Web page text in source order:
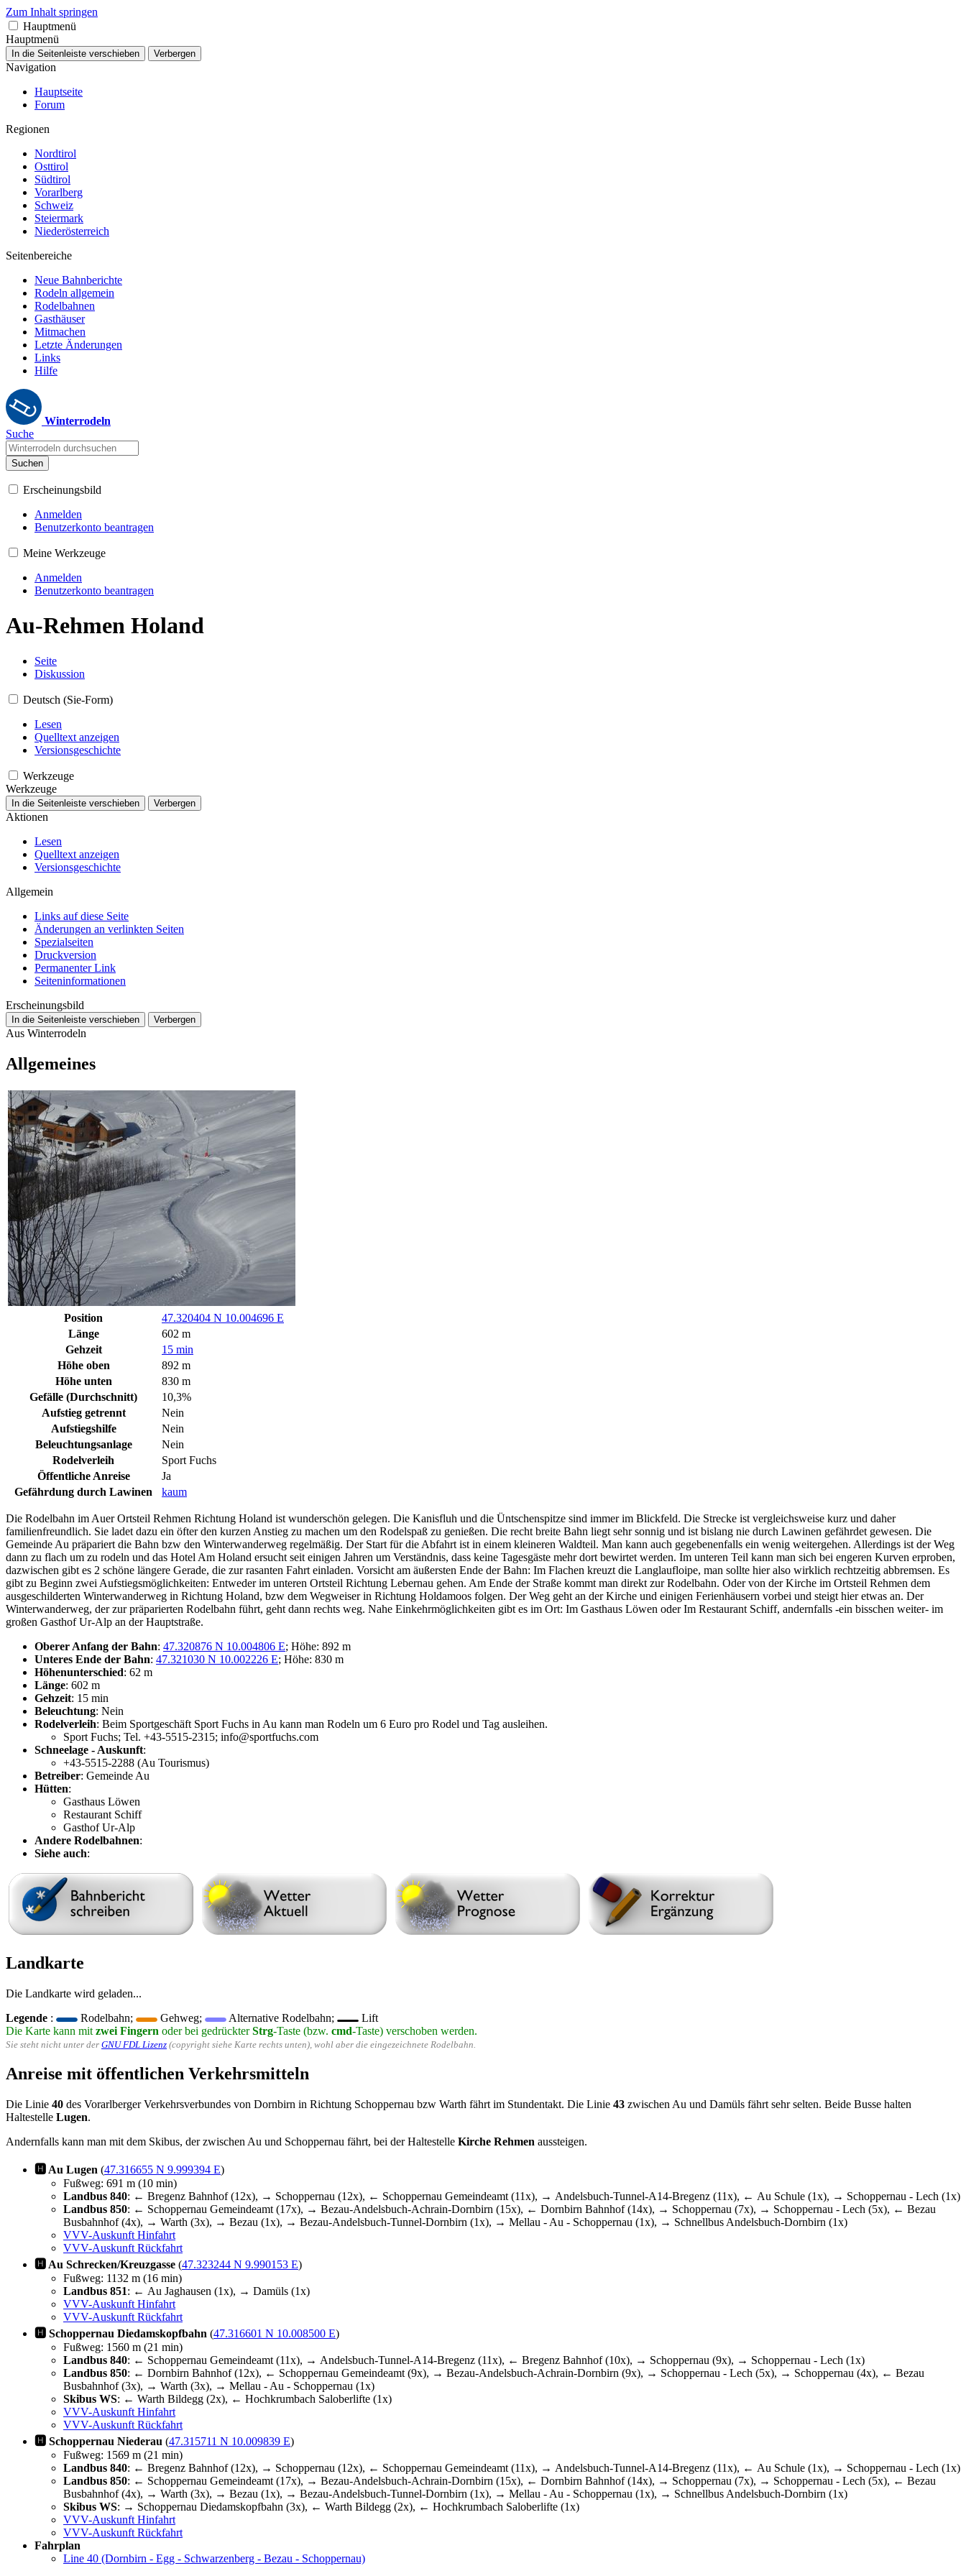
Zum Inhalt springen
Hauptmenü
Hauptmenü
In die Seitenleiste verschieben Verbergen
Navigation
Hauptseite
Forum
Regionen
Nordtirol
Osttirol
Südtirol
Vorarlberg
Schweiz
Steiermark
Niederösterreich
Seitenbereiche
Neue Bahnberichte
Rodeln allgemein
Rodelbahnen
Gasthäuser
Mitmachen
Letzte Änderungen
Links
Hilfe
Winterrodeln
Suche
Suchen
Erscheinungsbild
Anmelden
Benutzerkonto beantragen
Meine Werkzeuge
Anmelden
Benutzerkonto beantragen
Au-Rehmen Holand
Seite
Diskussion
Deutsch (Sie-Form)
Lesen
Quelltext anzeigen
Versionsgeschichte
Werkzeuge
Werkzeuge
In die Seitenleiste verschieben Verbergen
Aktionen
Lesen
Quelltext anzeigen
Versionsgeschichte
Allgemein
Links auf diese Seite
Änderungen an verlinkten Seiten
Spezialseiten
Druckversion
Permanenter Link
Seiten­­informationen
Erscheinungsbild
In die Seitenleiste verschieben Verbergen
Aus Winterrodeln
Allgemeines
Position
47.320404 N 10.004696 E
Länge
602 m
Gehzeit
15 min
Höhe oben
892 m
Höhe unten
830 m
Gefälle (Durchschnitt)
10,3%
Aufstieg getrennt
Nein
Aufstiegshilfe
Nein
Beleuchtungsanlage
Nein
Rodelverleih
Sport Fuchs
Öffentliche Anreise
Ja
Gefährdung durch Lawinen
kaum
Die Rodelbahn im Auer Ortsteil Rehmen Richtung Holand ist wunderschön gelegen. Die Kanisfluh und die Üntschenspitze sind immer im Blickfeld. Die Strecke ist vergleichsweise kurz und daher
familienfreundlich. Sie ladet dazu ein öfter den kurzen Anstieg zu machen um den Rodelspaß zu genießen. Die recht breite Bahn liegt sehr sonnig und ist bislang nie durch Lawinen gefährdet gewesen. Die
Gemeinde Au präpariert die Bahn bzw den Winterwanderweg regelmäßig. Der Start für die Abfahrt ist in einem kleineren Waldteil. Man kann auch gegebenenfalls ein wenig weitergehen. Allerdings ist der Weg
dann zu flach um zu rodeln und das Hotel Am Holand ersucht seit einigen Jahren um Verständnis, dass keine Tagesgäste mehr dort bewirtet werden. Im unteren Teil kann man sich bei engeren Kurven erproben,
dazwischen gibt es 2 schöne längere Gerade, die zur rasanten Fahrt einladen. Vorsicht am äußersten Ende der Bahn: Im Flachen kreuzt die Langlaufloipe, man sollte hier also wirklich rechtzeitig abbremsen. Es
gibt zu Beginn zwei Aufstiegsmöglichkeiten: Entweder im unteren Ortsteil Richtung Lebernau gehen. Am Ende der Straße kommt man direkt zur Rodelbahn. Oder von der Kirche im Ortsteil Rehmen dem
ausgeschilderten Winterwanderweg in Richtung Holand, bzw dem Wegweiser in Richtung Holdamoos folgen. Der Weg geht an der Kirche und einigen Ferienhäusern vorbei und steigt hier etwas an. Der
Winterwanderweg, der zur präparierten Rodelbahn führt, geht dann rechts weg. Nahe Einkehrmöglichkeiten gibt es im Ort: Im Gasthaus Löwen oder Im Restaurant Schiff, andernfalls -ein bisschen weiter- im
großen Gasthof Ur-Alp an der Hauptstraße.
Oberer Anfang der Bahn: 47.320876 N 10.004806 E; Höhe: 892 m
Unteres Ende der Bahn: 47.321030 N 10.002226 E; Höhe: 830 m
Höhenunterschied: 62 m
Länge: 602 m
Gehzeit: 15 min
Beleuchtung: Nein
Rodelverleih: Beim Sportgeschäft Sport Fuchs in Au kann man Rodeln um 6 Euro pro Rodel und Tag ausleihen.
Sport Fuchs; Tel. +43-5515-2315; info@sportfuchs.com
Schneelage - Auskunft:
+43-5515-2288 (Au Tourismus)
Betreiber: Gemeinde Au
Hütten:
Gasthaus Löwen
Restaurant Schiff
Gasthof Ur-Alp
Andere Rodelbahnen:
Siehe auch:
Landkarte
Die Landkarte wird geladen...
Legende : Rodelbahn; Gehweg; Alternative Rodelbahn;
Lift
Die Karte kann mit zwei Fingern oder bei gedrückterStrg-Taste (bzw. cmd-Taste) verschoben werden.
Sie steht nicht unter der GNU FDL Lizenz (copyright siehe Karte rechts unten), wohl aber die eingezeichnete Rodelbahn.
Anreise mit öffentlichen Verkehrsmitteln
Die Linie 40 des Vorarlberger Verkehrsverbundes von Dornbirn in Richtung Schoppernau bzw Warth fährt im Stundentakt. Die Linie 43 zwischen Au und Damüls fährt sehr selten. Beide Busse halten
Haltestelle Lugen.
Andernfalls kann man mit dem Skibus, der zwischen Au und Schoppernau fährt, bei der Haltestelle Kirche Rehmen aussteigen.
🅷 Au Lugen (47.316655 N 9.999394 E)
Fußweg: 691 m (10 min)
Landbus 840: ← Bregenz Bahnhof (12x), → Schoppernau (12x), ← Schoppernau Gemeindeamt (11x), → Andelsbuch-Tunnel-A14-Bregenz (11x), ← Au Schule (1x), → Schoppernau - Lech (1x)
Landbus 850: ← Schoppernau Gemeindeamt (17x), → Bezau-Andelsbuch-Achrain-Dornbirn (15x), ← Dornbirn Bahnhof (14x), → Schoppernau (7x), → Schoppernau - Lech (5x), ← Bezau
Busbahnhof (4x), → Warth (3x), → Bezau (1x), → Bezau-Andelsbuch-Tunnel-Dornbirn (1x), → Mellau - Au - Schoppernau (1x), → Schnellbus Andelsbuch-Dornbirn (1x)
VVV-Auskunft Hinfahrt
VVV-Auskunft Rückfahrt
🅷 Au Schrecken/Kreuzgasse (47.323244 N 9.990153 E)
Fußweg: 1132 m (16 min)
Landbus 851: ← Au Jaghausen (1x), → Damüls (1x)
VVV-Auskunft Hinfahrt
VVV-Auskunft Rückfahrt
🅷 Schoppernau Diedamskopfbahn (47.316601 N 10.008500 E)
Fußweg: 1560 m (21 min)
Landbus 840: ← Schoppernau Gemeindeamt (11x), → Andelsbuch-Tunnel-A14-Bregenz (11x), ← Bregenz Bahnhof (10x), → Schoppernau (9x), → Schoppernau - Lech (1x)
Landbus 850: ← Dornbirn Bahnhof (12x), ← Schoppernau Gemeindeamt (9x), → Bezau-Andelsbuch-Achrain-Dornbirn (9x), → Schoppernau - Lech (5x), → Schoppernau (4x), ← Bezau
Busbahnhof (3x), → Warth (3x), → Mellau - Au - Schoppernau (1x)
Skibus WS: ← Warth Bildegg (2x), ← Hochkrumbach Saloberlifte (1x)
VVV-Auskunft Hinfahrt
VVV-Auskunft Rückfahrt
🅷 Schoppernau Niederau (47.315711 N 10.009839 E)
Fußweg: 1569 m (21 min)
Landbus 840: ← Bregenz Bahnhof (12x), → Schoppernau (12x), ← Schoppernau Gemeindeamt (11x), → Andelsbuch-Tunnel-A14-Bregenz (11x), ← Au Schule (1x), → Schoppernau - Lech (1x)
Landbus 850: ← Schoppernau Gemeindeamt (17x), → Bezau-Andelsbuch-Achrain-Dornbirn (15x), ← Dornbirn Bahnhof (14x), → Schoppernau (7x), → Schoppernau - Lech (5x), ← Bezau
Busbahnhof (4x), → Warth (3x), → Bezau (1x), → Bezau-Andelsbuch-Tunnel-Dornbirn (1x), → Mellau - Au - Schoppernau (1x), → Schnellbus Andelsbuch-Dornbirn (1x)
Skibus WS: → Schoppernau Diedamskopfbahn (3x), ← Warth Bildegg (2x), ← Hochkrumbach Saloberlifte (1x)
VVV-Auskunft Hinfahrt
VVV-Auskunft Rückfahrt
Fahrplan
Line 40 (Dornbirn - Egg - Schwarzenberg - Bezau - Schoppernau)